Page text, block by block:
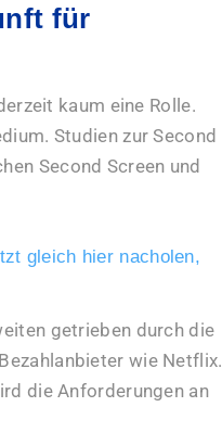
für
kaum eine Rolle.
Studien zur Second
Second Screen und
gleich hier nacholen,
getrieben durch die
wie Netflix.
die Anforderungen an